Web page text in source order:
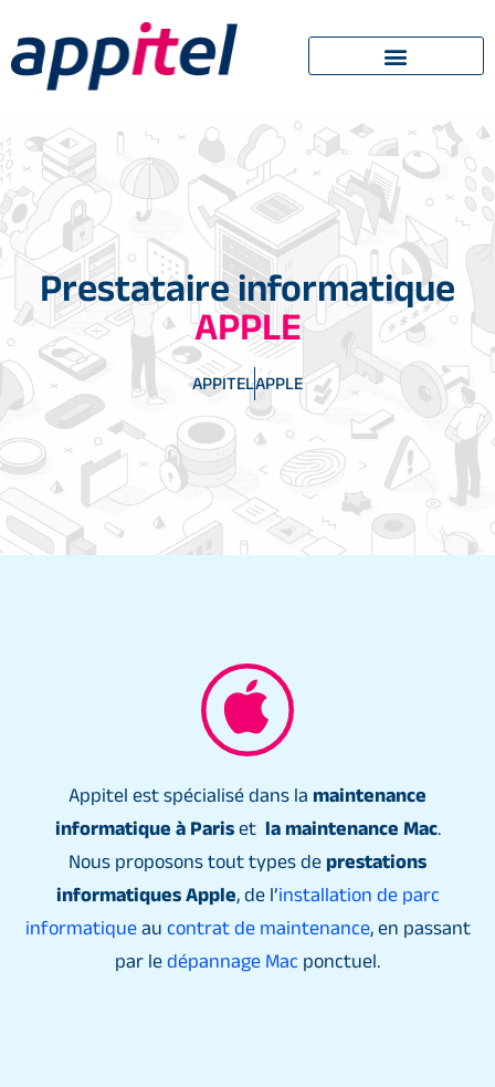
Prestataire informatique
APPLE
APPITELAPPLE
Appitel est spécialisé dans la maintenance
informatique à Pariset la maintenance Mac.
Nous proposons tout types de prestations
informatiques Apple, de l’installation de parc
informatiqueau contrat de maintenance, en passant
par le dépannage Mac ponctuel.